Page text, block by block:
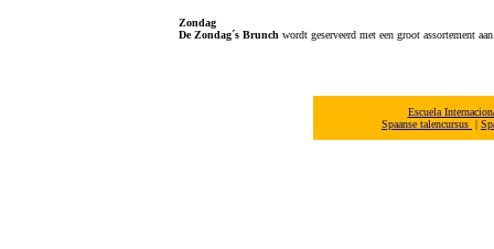
Zondag
De Zondag´s Brunch wordt geserveerd met een groot assortement
Escuela
Spaanse talencursus |